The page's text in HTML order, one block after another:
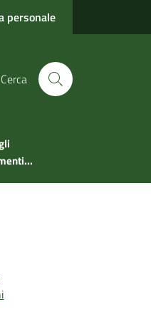
personale
Cerca